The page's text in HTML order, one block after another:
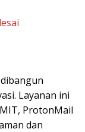
Layanan ini
ProtonMail
dan